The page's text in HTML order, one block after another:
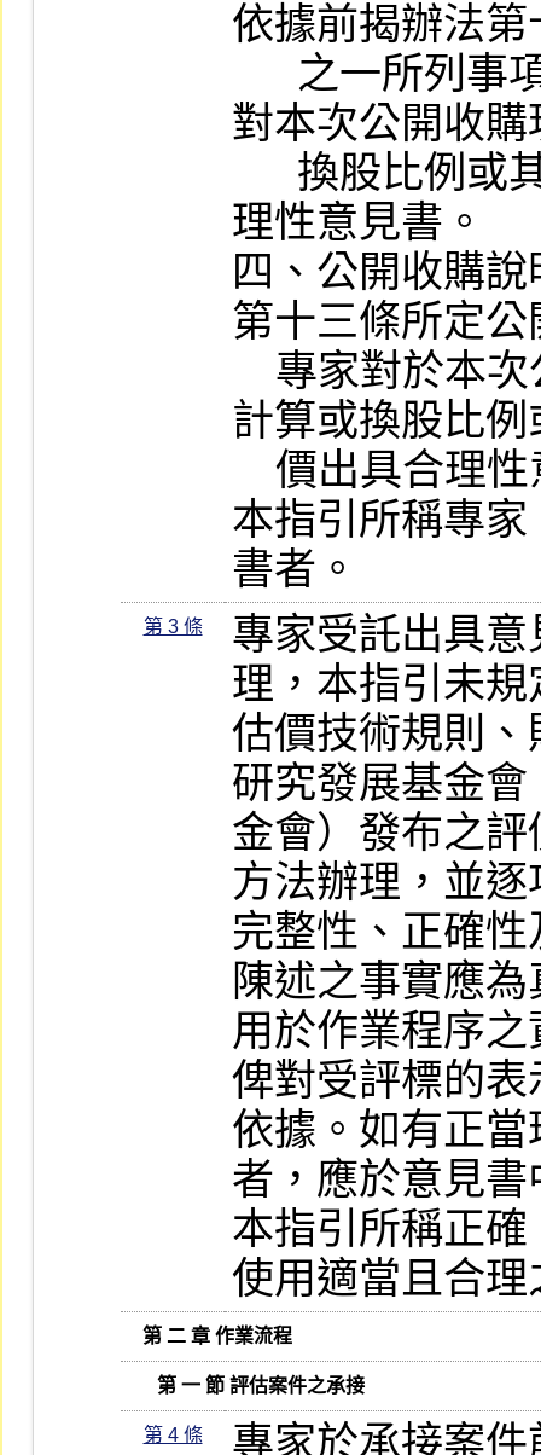
依據前揭辦法
對本次公開收
理性意見書。
四、公開收購
第十三條所定
計算或換股比
本指引所稱專
書者。
第 3 條
專家受託出具
理，本指引未
估價技術規則
研究發展基金
金會）發布之
方法辦理，並
完整性、正確
陳述之事實應
用於作業程序
俾對受評標的
依據。如有正
者，應於意見
本指引所稱正
使用適當且合理
   第 二 章 作業流程
      第 一 節 評估案件之承接
第 4 條 專家於承接案